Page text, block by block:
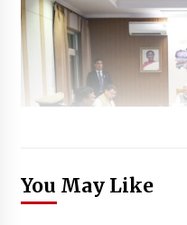
You May Like